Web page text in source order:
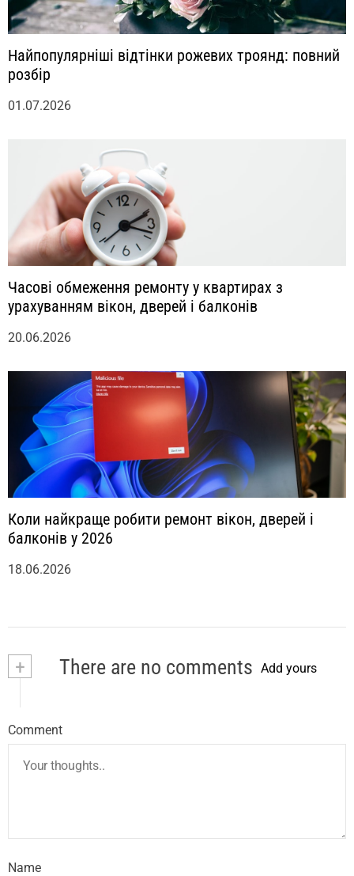
Найпопулярніші відтінки рожевих троянд: повний
розбір
01.07.2026
Часові обмеження ремонту у квартирах з
урахуванням вікон, дверей і балконів
20.06.2026
Коли найкраще робити ремонт вікон, дверей і
балконів у 2026
18.06.2026
+ There are no comments Add yours
Comment
Name